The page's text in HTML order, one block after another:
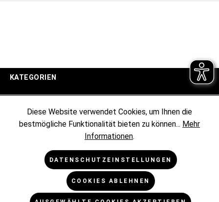
KATEGORIEN
KUNDENINFORMATIONEN
RECHTLICHES
Diese Website verwendet Cookies, um Ihnen die
bestmögliche Funktionalität bieten zu können... Mehr
Informationen.
DATENSCHUTZEINSTELLUNGEN
COOKIES ABLEHNEN